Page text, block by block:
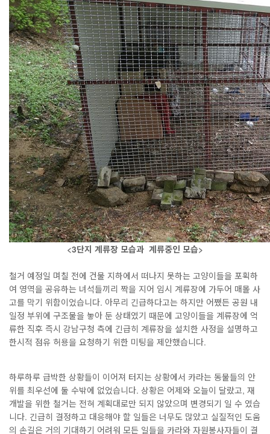
<3단지 계류장 모습과 계류중인 모습>
철거 예정일 며칠 전에 건물 지하에서 떠나지 못하는 고양이들을 포획하
여 영역을 공유하는 녀석들끼리 짝을 지어 임시 계류장에 가두어 매몰 사
고를 막기 위함이었습니다. 아무리 긴급하다고는 하지만 어쨌든 공원 내
일정 부위에 구조물을 놓아 둔 상태였기 때문에 고양이들을 계류장에 억
류한 직후 즉시 강남구청 측에 긴급히 계류장을 설치한 사정을 설명하고
한시적 점유 허용을 요청하기 위한 미팅을 제안했습니다.
하루하루 급박한 상황들이 이어져 터지는 상황에서 카라는 동물들의 안
위를 최우선에 둘 수밖에 없었습니다. 상황은 어제와 오늘이 달랐고, 재
개발을 위한 철거는 전혀 계획대로만 되지 않았으며 변경되기 일 수 였습
니다. 긴급히 결정하고 대응해야 할 일들은 너무도 많았고 실질적인 도움
의 손길은 거의 기대하기 어려워 모든 일들을 카라와 자원봉사자들이 결